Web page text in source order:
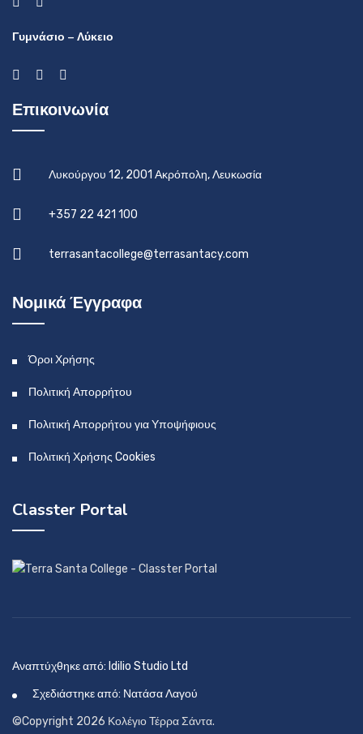
Γυμνάσιο – Λύκειο
Επικοινωνία
Λυκούργου 12, 2001 Ακρόπολη, Λευκωσία
+357 22 421 100
terrasantacollege@terrasantacy.com
Νομικά Έγγραφα
Όροι Χρήσης
Πολιτική Απορρήτου
Πολιτική Απορρήτου για Υποψήφιους
Πολιτική Χρήσης Cookies
Classter Portal
©Copyright 2026 Κολέγιο Τέρρα Σάντα.
Αναπτύχθηκε από: Idilio Studio Ltd
Σχεδιάστηκε από: Νατάσα Λαγού